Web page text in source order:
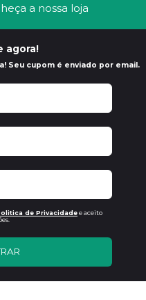
a nossa loja
Regulamento
agora!
Seu cupom é enviado por email.
de Privacidadee aceito